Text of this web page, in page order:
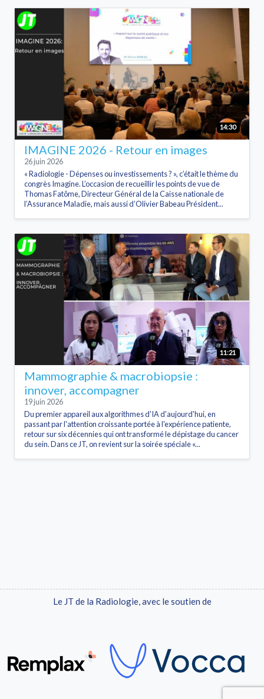
14:30
IMAGINE 2026 - Retour en images
26 juin 2026
« Radiologie - Dépenses ou investissements ? », c’était le thème du
congrès Imagine. L’occasion de recueillir les points de vue de
Thomas Fatôme, Directeur Général de la Caisse nationale de
l’Assurance Maladie, mais aussi d’Olivier Babeau Président...
11:21
Mammographie & macrobiopsie :
innover, accompagner
19 juin 2026
Du premier appareil aux algorithmes d'IA d'aujourd'hui, en
passant par l'attention croissante portée à l'expérience patiente,
retour sur six décennies qui ont transformé le dépistage du cancer
du sein. Dans ce JT, on revient sur la soirée spéciale «...
Le JT de la Radiologie, avec le soutien de